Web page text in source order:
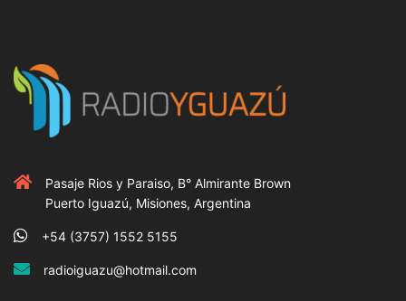
Pasaje Rios y Paraiso, B° Almirante Brown
Puerto Iguazú, Misiones, Argentina
+54 (3757) 1552 5155
radioiguazu@hotmail.com